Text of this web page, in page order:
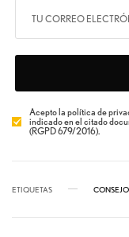
Acepto la política de
indicado en el citado
(RGPD 679/2016).
ETIQUETAS